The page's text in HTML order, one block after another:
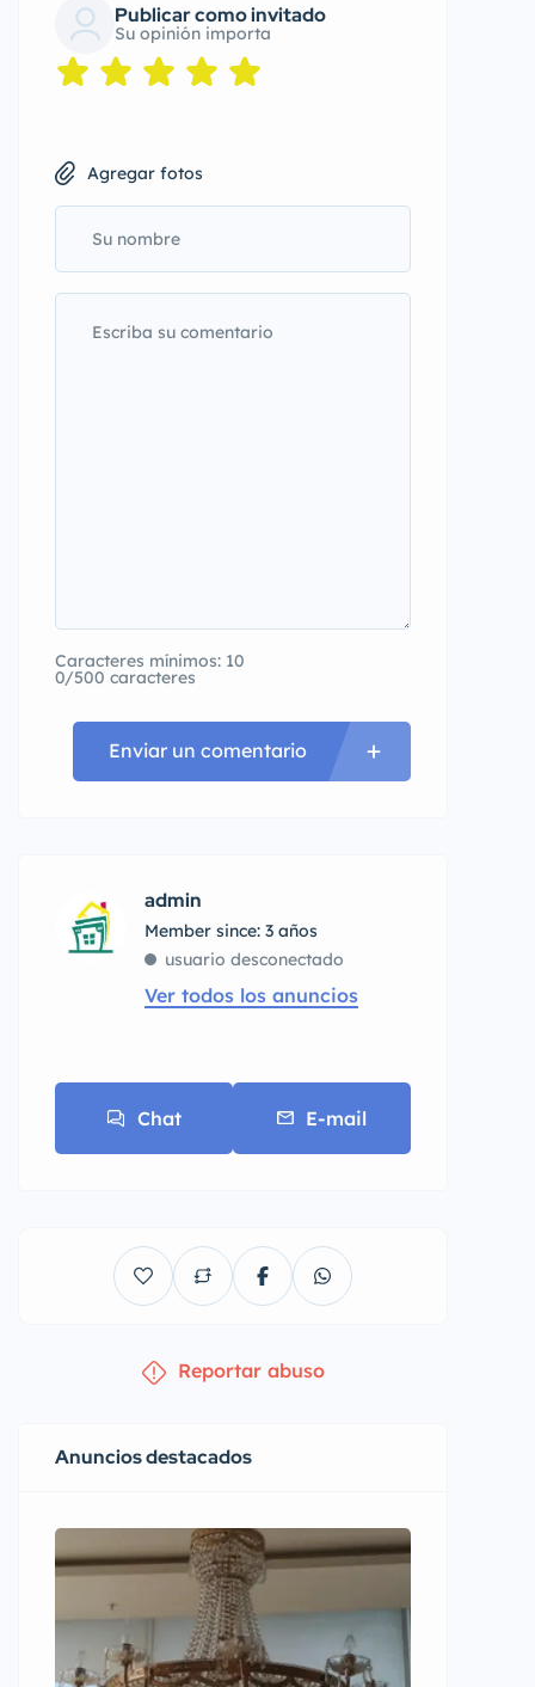
Publicar como invitado
Su opinión importa
Agregar fotos
Caracteres mínimos: 10
0/500 caracteres
Enviar un comentario
admin
Member since: 3 años
usuario desconectado
Ver todos los anuncios
Chat E-mail
Reportar abuso
Anuncios destacados